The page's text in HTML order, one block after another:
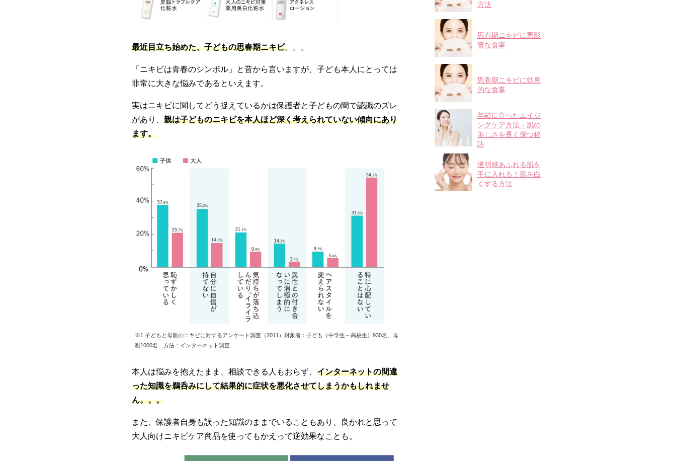
最近目立ち始めた、子どもの思春期ニキビ。。。
「ニキビは青春のシンボル」と昔から言いますが、子ども本人にとっては
非常に大きな悩みであるといえます。
実はニキビに関してどう捉えているかは保護者と子どもの間で認識のズレ
があり、 親は子どものニキビを本人ほど深く考えられていない傾向にあり
ます。
※1 子どもと母親のニキビに対するアンケート調査（2011）対象者：子ども（中学生～高校生）930名、母
親1000名 方法：インターネット調査
本人は悩みを抱えたまま、相談できる人もおらず、 インターネットの間違
った知識を鵜呑みにして結果的に症状を悪化させてしまうかもしれませ
ん。。。
また、保護者自身も誤った知識のままでいることもあり、良かれと思って
大人向けニキビケア商品を使ってもかえって逆効果なことも。
方法
思春期ニキビに悪影
響な食事
思春期ニキビに効果
的な食事
年齢に合ったエイジ
ングケア方法：肌の
美しさを長く保つ秘
訣
透明感あふれる肌を
手に入れる！肌を白
くする方法